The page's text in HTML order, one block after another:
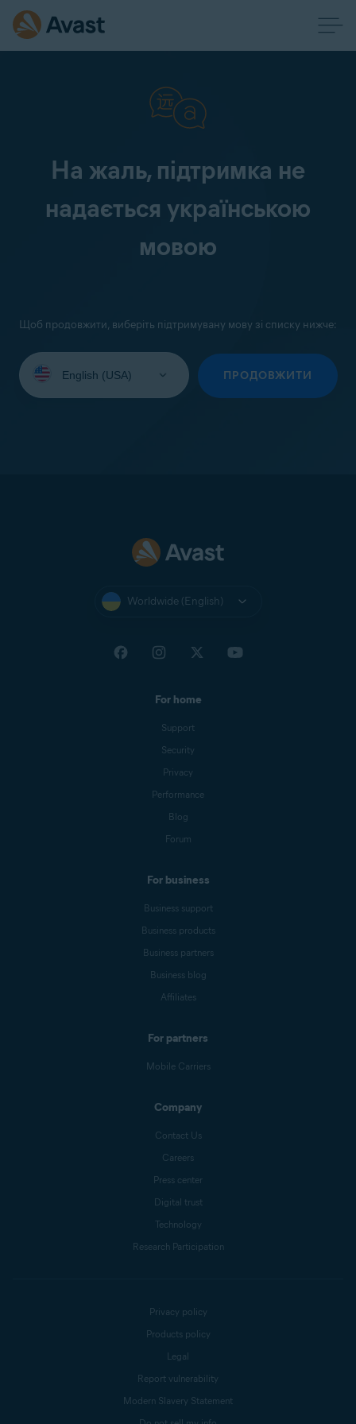
На жаль, підтримка не
надається українською
мовою
Щоб продовжити, виберіть підтримувану мову зі списку нижче:
your
ПРОДОВЖИТИ
Worldwide (English)
For home
Support
Security
Privacy
Performance
Blog
Forum
For business
Business support
Business products
Business partners
Business blog
Affiliates
For partners
Mobile Carriers
Company
Contact Us
Careers
Press center
Digital trust
Technology
Research Participation
Privacy policy
Products policy
Legal
Report vulnerability
Modern Slavery Statement